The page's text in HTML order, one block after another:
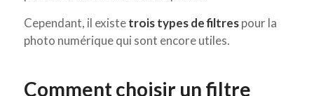
Cependant, il existetrois types de filtrespour la
photo numérique qui sont encore utiles.
Comment choisir un filtre